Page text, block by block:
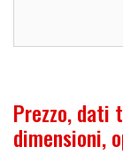
Prezzo, dati
dimensioni,